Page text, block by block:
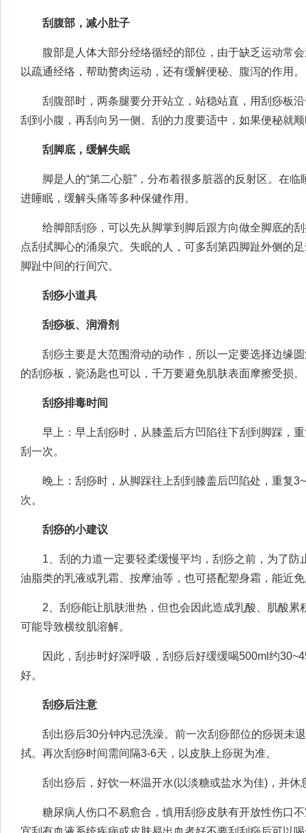
刮腹部，减小肚子
腹部是人体大部分经络循经的部位，由于缺乏运动常会
以疏通经络，帮助赘肉运动，还有缓解便秘、腹泻的作用。
刮腹部时，两条腿要分开站立，站稳站直，用刮痧板沿
刮到小腹，再刮向另一侧。刮的力度要适中，如果便秘就
刮脚底，缓解失眠
脚是人的“第二心脏”，分布着很多脏器的反射区。在临
进睡眠，缓解头痛等多种保健作用。
给脚部刮痧，可以先从脚掌到脚后跟方向做全脚底的刮
点刮拭脚心的涌泉穴。失眠的人，可多刮第四脚趾外侧的
脚趾中间的行间穴。
刮痧小道具
刮痧板、润滑剂
刮痧主要是大范围滑动的动作，所以一定要选择边缘圆
的刮痧板，瓷汤匙也可以，千万要避免肌肤表面摩擦受损。
刮痧排毒时间
早上：早上刮痧时，从膝盖后方凹陷往下刮到脚踩，重
刮一次。
晚上：刮痧时，从脚踩往上刮到膝盖后凹陷处，重复
次。
刮痧的小建议
1、刮的力道一定要轻柔缓慢平均，刮痧之前，为了防
油脂类的乳液或乳霜、按摩油等，也可搭配塑身霜，能近
2、刮痧能让肌肤泄热，但也会因此造成乳酸、肌酸累
可能导致横纹肌溶解。
因此，刮步时好深呼吸，刮痧后好缓缓喝500ml约
好。
刮痧后注意
刮出痧后30分钟内忌洗澡。前一次刮痧部位的痧斑未退
拭。再次刮痧时间需间隔3-6天，以皮肤上痧斑为准。
刮出痧后，好饮一杯温开水(以淡糖或盐水为佳)，并休
糖尿病人伤口不易愈合，慎用刮痧皮肤有开放性伤口不